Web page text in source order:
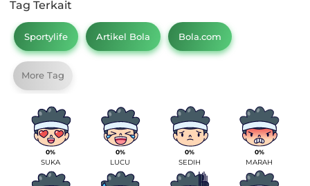
Tag Terkait
Sportylife Artikel Bola Bola.com
More Tag
0%
SUKA
0%
LUCU
0%
SEDIH
0%
MARAH